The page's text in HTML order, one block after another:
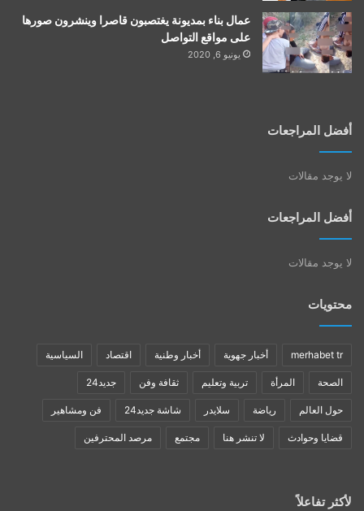
عمال بناء بمديونة يغتصبون قاصرا وينشرون صورها
على مواقع التواصل
يونيو 6, 2020
أفضل المراجعات
لا يوجد مقالات
أفضل المراجعات
لا يوجد مقالات
محتويات
merhabet tr أخبار جهوية أخبار وطنية اقتصاد السياسية
الصحة المرأة تربية وتعليم ثقافة وفن جديد24
حول العالم رياضة سلايدر شاشة جديد24 فن ومشاهير
قضايا وحوادث لا تنشر هنا مجتمع مرصد المحترفين
لأكثر تفاعلاً